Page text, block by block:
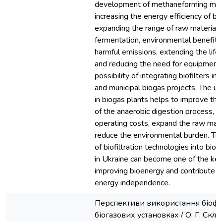
development of methaneforming
increasing the energy efficiency of
expanding the range of raw
fermentation, environmental
harmful emissions, extending the
and reducing the need for
possibility of integrating biofilters
and municipal biogas projects. The
in biogas plants helps to improve
of the anaerobic digestion process,
operating costs, expand the raw
reduce the environmental burden.
of biofiltration technologies into
in Ukraine can become one of the
improving bioenergy and contribute
energy independence.
Перспективи використання
біогазових установках / О. Г.